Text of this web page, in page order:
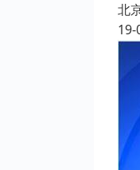
北
19-